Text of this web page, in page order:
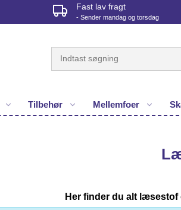
Fast lav fragt
- Sender mandag og torsdag
Tilbehør Mellemfoer
Her finder du alt